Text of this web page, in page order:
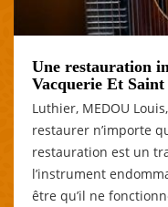
Une restauration
Vacquerie Et
Luthier, MEDOU
restaurer n’importe
restauration est un
l’instrument
être qu’il ne